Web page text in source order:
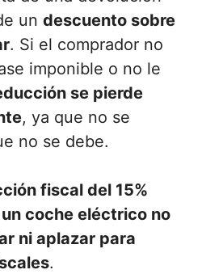
un descuento sobre
. Si el comprador no
imponible o no le
se pierde
, ya que no se
no se debe.
fiscal del 15%
coche eléctrico no
ni aplazar para
.